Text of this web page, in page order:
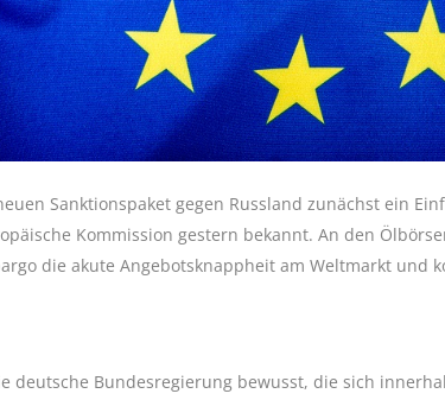
Sanktionspaket gegen Russland zunächst ein
Kommission gestern bekannt. An den
die akute Angebotsknappheit am Weltmarkt und
deutsche Bundesregierung bewusst, die sich